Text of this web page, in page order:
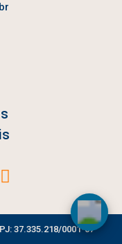
37.335.218/0001-07